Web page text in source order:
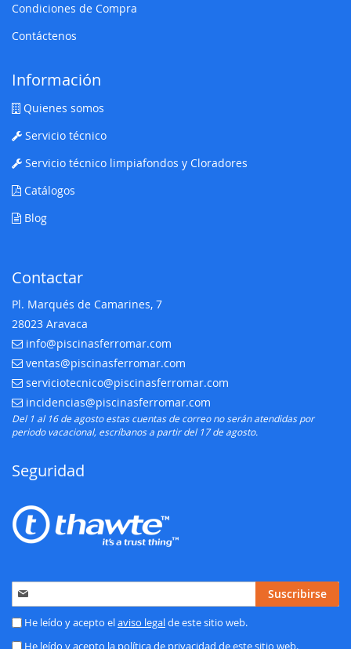
Condiciones de Compra
Contáctenos
Información
Quienes somos
Servicio técnico
Servicio técnico limpiafondos y Cloradores
Catálogos
Blog
Contactar
Pl. Marqués de Camarines, 7
28023 Aravaca
E-mail:
info@piscinasferromar.com
E-mail:
ventas@piscinasferromar.com
E-mail:
serviciotecnico@piscinasferromar.com
E-mail:
incidencias@piscinasferromar.com
Del 1 al 16 de agosto estas cuentas de correo no serán atendidas por
periodo vacacional, escríbanos a partir del 17 de agosto.
Seguridad
Inscríbase
a
nuestro
Suscribirse
He leído y acepto elaviso legalde este sitio web.
He leído y acepto la política de privacidad de este sitio web.